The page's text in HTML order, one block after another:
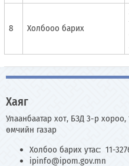
8 Холбооо барих
Хаяг
Улаанбаатар хот, БЗД 3-р
өмчийн газар
Холбоо барих утас: 11-
ipinfo@ipom.gov.mn